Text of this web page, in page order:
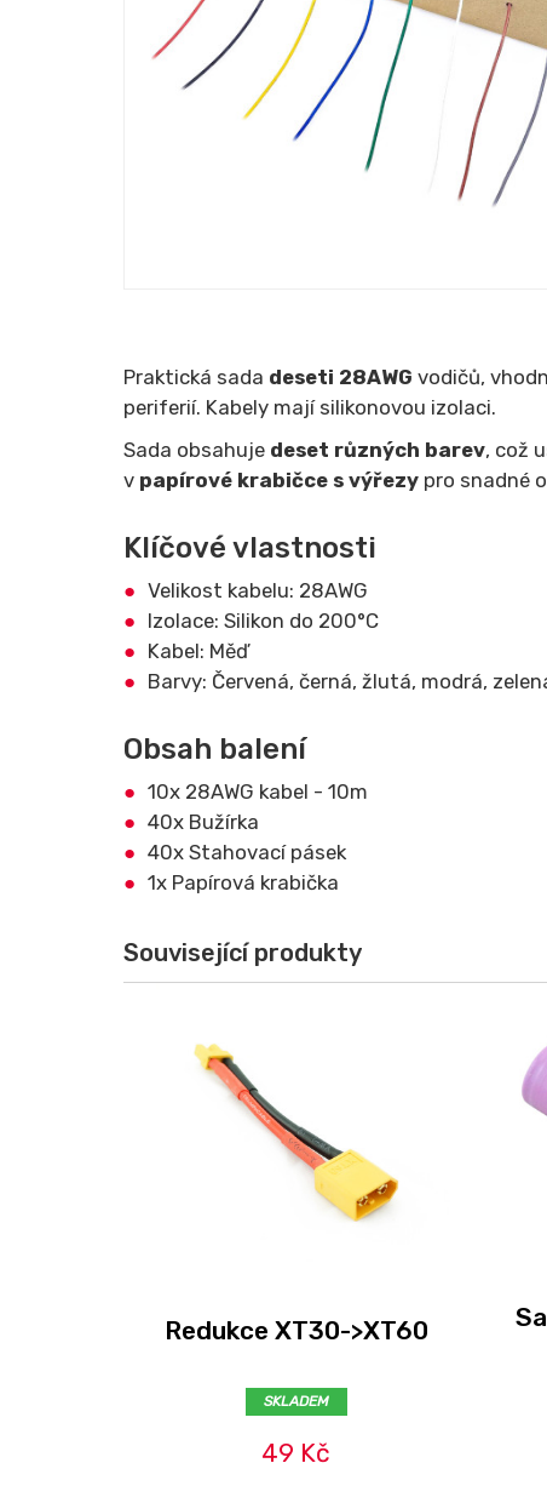
Praktická sada deseti 28AWG vodičů,
periferií. Kabely mají silikonovou izolaci.
Sada obsahuje deset různých barev, což
v papírové krabičce s výřezy pro snadné
Klíčové vlastnosti
Velikost kabelu: 28AWG
Izolace: Silikon do 200°C
Kabel: Měď
Barvy: Červená, černá, žlutá, modrá,
Obsah balení
10x 28AWG kabel - 10m
40x Bužírka
40x Stahovací pásek
1x Papírová krabička
Související produkty
Redukce XT30->XT60
SKLADEM
49 Kč